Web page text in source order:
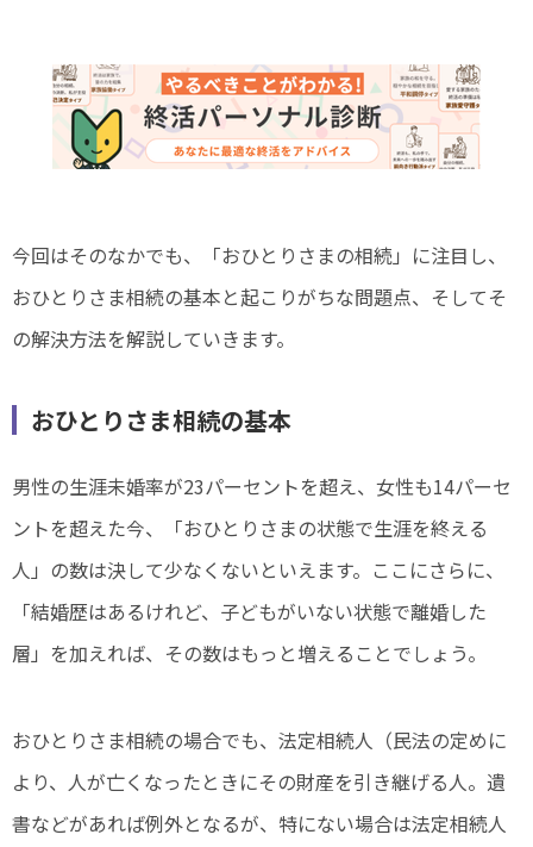
今回はそのなかでも、「おひとりさまの相続」に注目し、
おひとりさま相続の基本と起こりがちな問題点、そしてそ
の解決方法を解説していきます。
おひとりさま相続の基本
男性の生涯未婚率が23パーセントを超え、女性も14パーセ
ントを超えた今、「おひとりさまの状態で生涯を終える
人」の数は決して少なくないといえます。ここにさらに、
「結婚歴はあるけれど、子どもがいない状態で離婚した
層」を加えれば、その数はもっと増えることでしょう。
おひとりさま相続の場合でも、法定相続人（民法の定めに
より、人が亡くなったときにその財産を引き継げる人。遺
書などがあれば例外となるが、特にない場合は法定相続人